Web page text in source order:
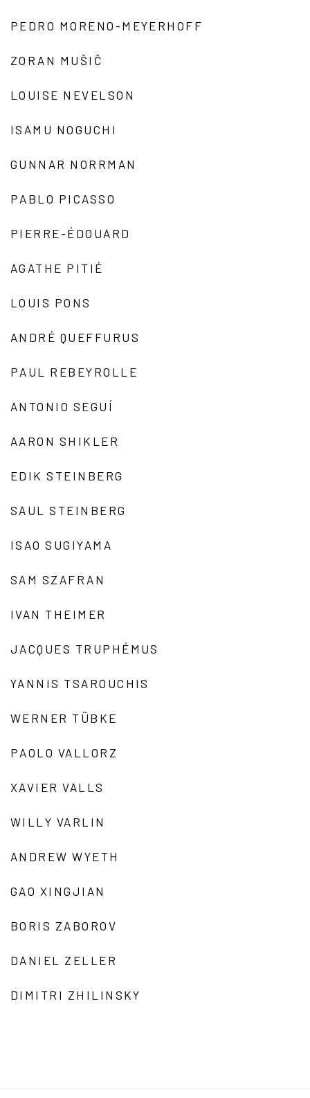
PEDRO MORENO-MEYERHOFF
ZORAN MUŠIČ
LOUISE NEVELSON
ISAMU NOGUCHI
GUNNAR NORRMAN
PABLO PICASSO
PIERRE-ÉDOUARD
AGATHE PITIÉ
LOUIS PONS
ANDRÉ QUEFFURUS
PAUL REBEYROLLE
ANTONIO SEGUÍ
AARON SHIKLER
EDIK STEINBERG
SAUL STEINBERG
ISAO SUGIYAMA
SAM SZAFRAN
IVAN THEIMER
JACQUES TRUPHÉMUS
YANNIS TSAROUCHIS
WERNER TÜBKE
PAOLO VALLORZ
XAVIER VALLS
WILLY VARLIN
ANDREW WYETH
GAO XINGJIAN
BORIS ZABOROV
DANIEL ZELLER
DIMITRI ZHILINSKY